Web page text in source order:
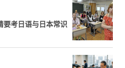
要考日语与日本常识